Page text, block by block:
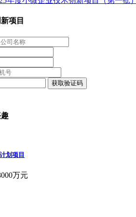
项目
获取验证码
划项目
万元